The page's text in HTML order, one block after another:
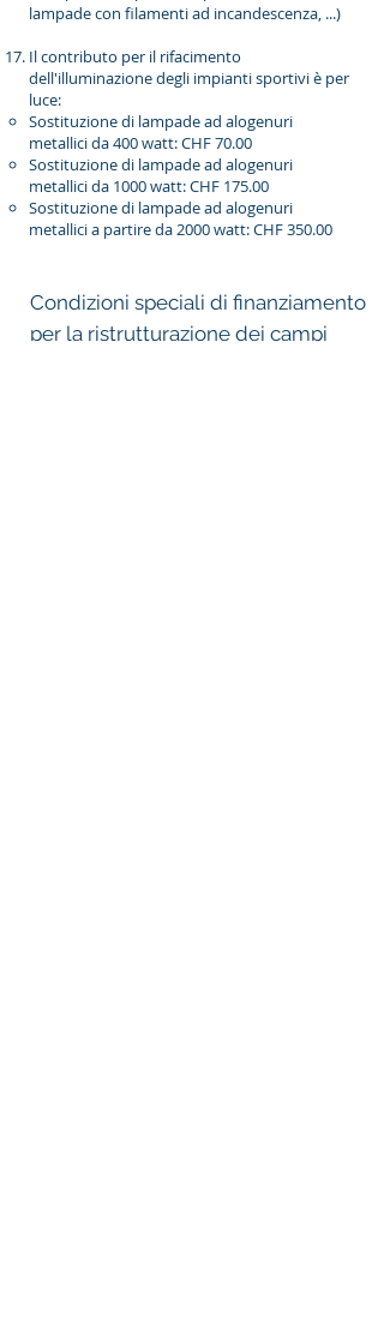
lampade con filamenti ad incandescenza, ...)
Il contributo per il rifacimento
dell'illuminazione degli impianti sportivi è per
luce:
Sostituzione di lampade ad alogenuri
metallici da 400 watt: CHF 70.00
Sostituzione di lampade ad alogenuri
metallici da 1000 watt: CHF 175.00
Sostituzione di lampade ad alogenuri
metallici a partire da 2000 watt: CHF 350.00
Condizioni speciali di finanziamento
per la ristrutturazione dei campi